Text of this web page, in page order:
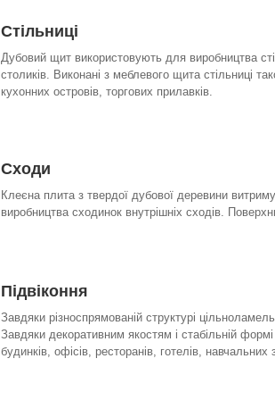
Стільниці
Дубовий щит використовують для виробництва
столиків. Виконані з меблевого щита стільниці
кухонних островів, торгових прилавків.
Сходи
Клеєна плита з твердої дубової деревини
виробництва сходинок внутрішніх сходів.
Підвіконня
Завдяки різноспрямованій структурі
Завдяки декоративним якостям і стабільній
будинків, офісів, ресторанів, готелів,